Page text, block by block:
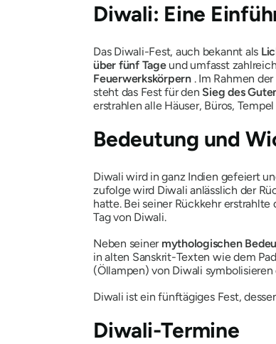
Diwali: Eine
Das Diwali-Fest, auch bekannt als
über fünf Tageund umfasst
Feuerwerkskörpern. Im Rahmen
steht das Fest für den Sieg des
erstrahlen alle Häuser, Büros,
Bedeutung und
Diwali wird in ganz Indien gefeiert
zufolge wird Diwali anlässlich der
hatte. Bei seiner Rückkehr
Tag von Diwali.
Neben seiner mythologischen
in alten Sanskrit-Texten wiedem
(Öllampen) von Diwali
Diwali ist ein fünftägiges Fest,
Diwali-Termine